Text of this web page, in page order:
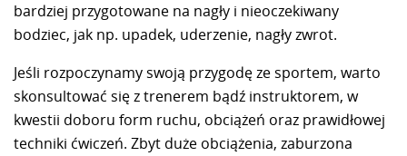
bardziej przygotowane na nagły i nieoczekiwany
bodziec, jak np. upadek, uderzenie, nagły zwrot.
Jeśli rozpoczynamy swoją przygodę ze sportem, warto
skonsultować się z trenerem bądź instruktorem, w
kwestii doboru form ruchu, obciążeń oraz prawidłowej
techniki ćwiczeń. Zbyt duże obciążenia, zaburzona